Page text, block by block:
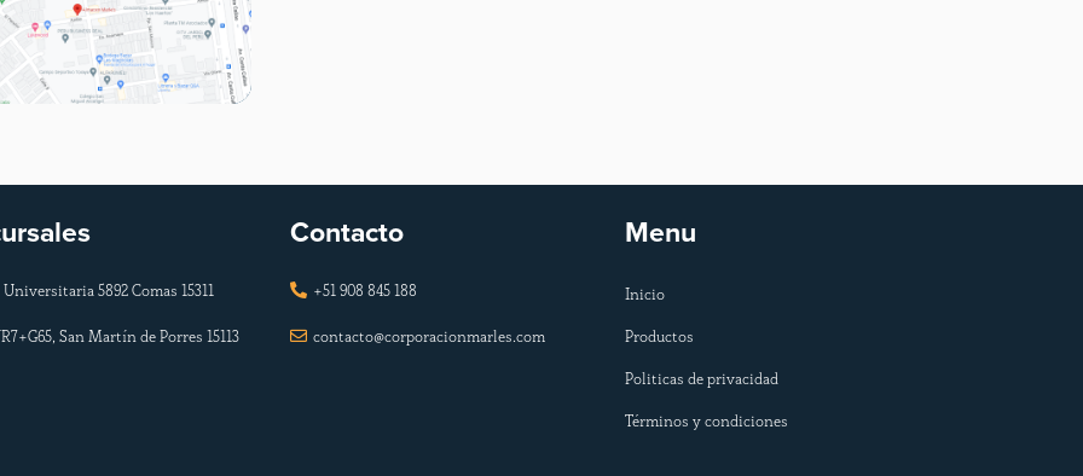
Universitaria 5892 Comas 15311
San Martín de Porres 15113
Contacto
 +51 908 845 188
 contacto@corporacionmarles.com
Menu
Inicio
Productos
Politicas de privacidad
Términos y condiciones